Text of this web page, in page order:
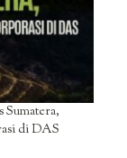
Sumatera,
di DAS